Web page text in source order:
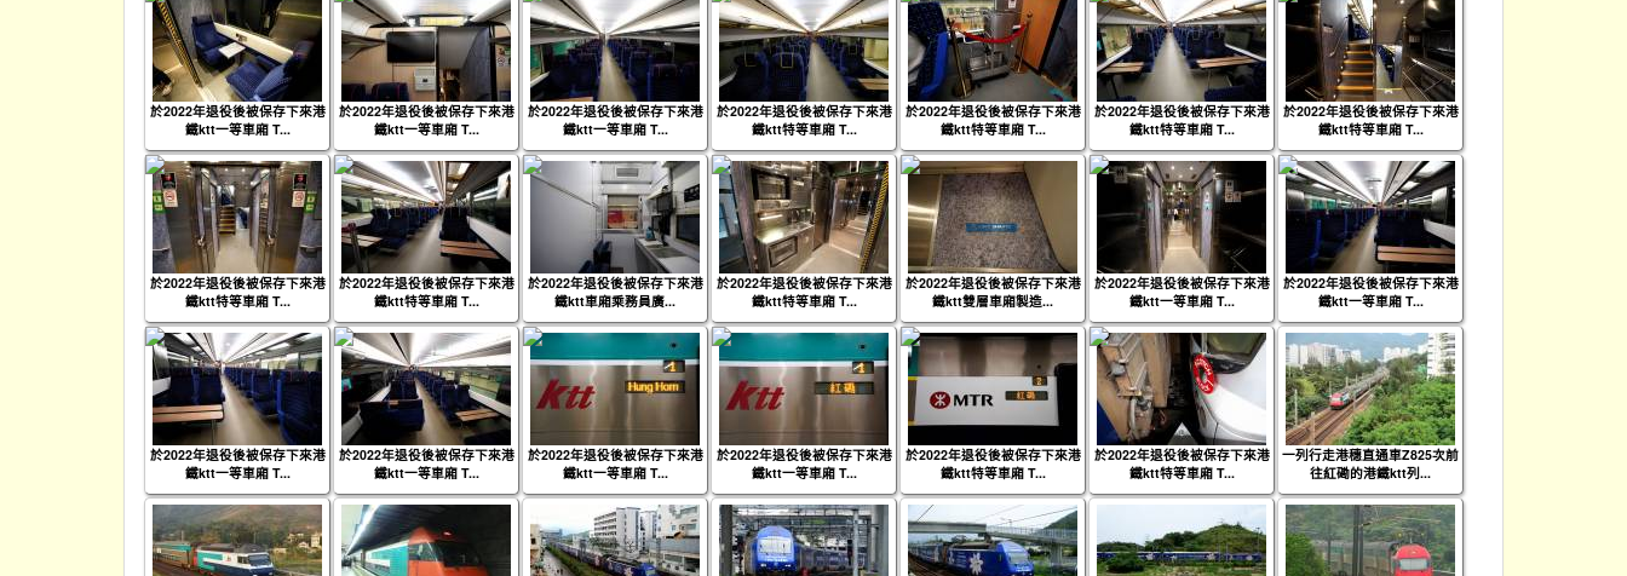
於2022年退役後被保存下來港
鐵ktt一等車廂 T...
於2022年退役後被保存下來港
鐵ktt一等車廂 T...
於2022年退役後被保存下來港
鐵ktt一等車廂 T...
於2022年退役後被保存下來港
鐵ktt特等車廂 T...
於2022年退役後被保存下來港
鐵ktt特等車廂 T...
於2022年退役後被保存下來港
鐵ktt特等車廂 T...
於2022年退役後被保存下來港
鐵ktt特等車廂 T...
於2022年退役後被保存下來港
鐵ktt特等車廂 T...
於2022年退役後被保存下來港
鐵ktt特等車廂 T...
於2022年退役後被保存下來港
鐵ktt車廂乘務員廣...
於2022年退役後被保存下來港
鐵ktt特等車廂 T...
於2022年退役後被保存下來港
鐵ktt雙層車廂製造...
於2022年退役後被保存下來港
鐵ktt一等車廂 T...
於2022年退役後被保存下來港
鐵ktt一等車廂 T...
於2022年退役後被保存下來港
鐵ktt一等車廂 T...
於2022年退役後被保存下來港
鐵ktt一等車廂 T...
於2022年退役後被保存下來港
鐵ktt一等車廂 T...
於2022年退役後被保存下來港
鐵ktt一等車廂 T...
於2022年退役後被保存下來港
鐵ktt特等車廂 T...
於2022年退役後被保存下來港
鐵ktt特等車廂 T...
一列行走港穗直通車Z825次前
往紅磡的港鐵ktt列...